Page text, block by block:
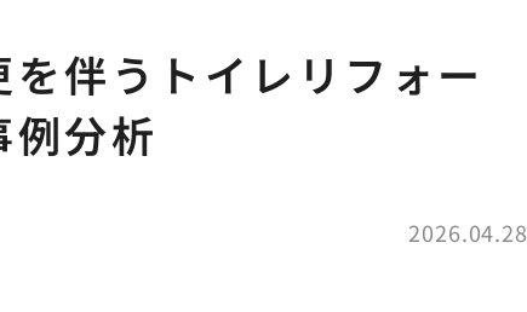
伴うトイレリフォー
例分析
2026.04.28